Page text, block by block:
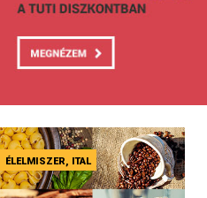
ÉLELMISZER, ITAL